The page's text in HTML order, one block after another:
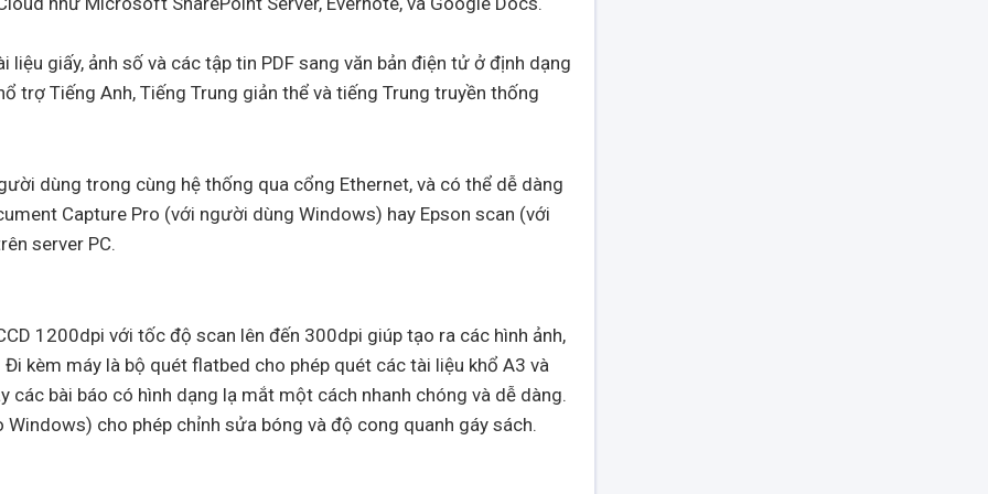
giấy, ảnh số và các tập tin PDF sang văn bản điện tử ở định dạng
trợ Tiếng Anh, Tiếng Trung giản thể và tiếng Trung truyền thống
dùng trong cùng hệ thống qua cổng Ethernet, và có thể dễ dàng
Capture Pro (với người dùng Windows) hay Epson scan (với
server PC.
1200dpi với tốc độ scan lên đến 300dpi giúp tạo ra các hình ảnh,
kèm máy là bộ quét flatbed cho phép quét các tài liệu khổ A3 và
các bài báo có hình dạng lạ mắt một cách nhanh chóng và dễ dàng.
cho phép chỉnh sửa bóng và độ cong quanh gáy sách.